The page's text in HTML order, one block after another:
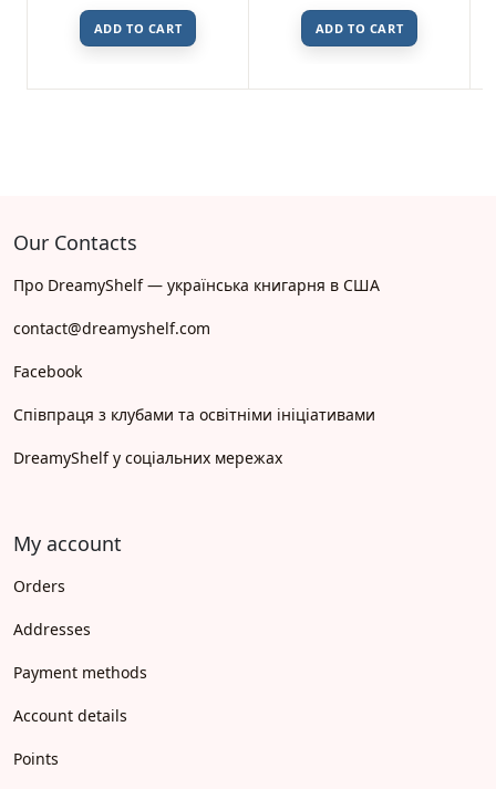
ADD TO CART ADD TO CART
Our Contacts
Про DreamyShelf — українська книгарня в США
contact@dreamyshelf.com
Facebook
Співпраця з клубами та освітніми ініціативами
DreamyShelf у соціальних мережах
My account
Orders
Addresses
Payment methods
Account details
Points